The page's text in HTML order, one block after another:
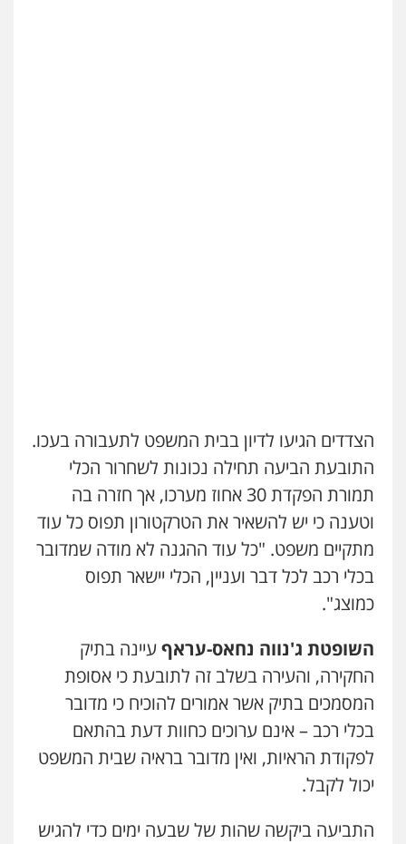
הצדדים הגיעו לדיון בבית המשפט לתעבורה בעכו.
התובעת הביעה תחילה נכונות לשחרור הכלי
תמורת הפקדת 30 אחוז מערכו, אך חזרה בה
וטענה כי יש להשאיר את הטרקטורון תפוס כל עוד
מתקיים משפט. "כל עוד ההגנה לא מודה שמדובר
בכלי רכב לכל דבר ועניין, הכלי יישאר תפוס
כמוצג".
השופטת ג'נווה נחאס-עראףעיינה בתיק
החקירה, והעירה בשלב זה לתובעת כי אסופת
המסמכים בתיק אשר אמורים להוכיח כי מדובר
בכלי רכב – אינם ערוכים כחוות דעת בהתאם
לפקודת הראיות, ואין מדובר בראיה שבית המשפט
יכול לקבל.
התביעה ביקשה שהות של שבעה ימים כדי להגיש